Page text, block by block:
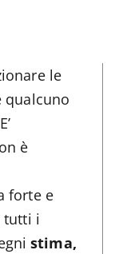
le
qualcuno
è
forte e
tutti i
stima,